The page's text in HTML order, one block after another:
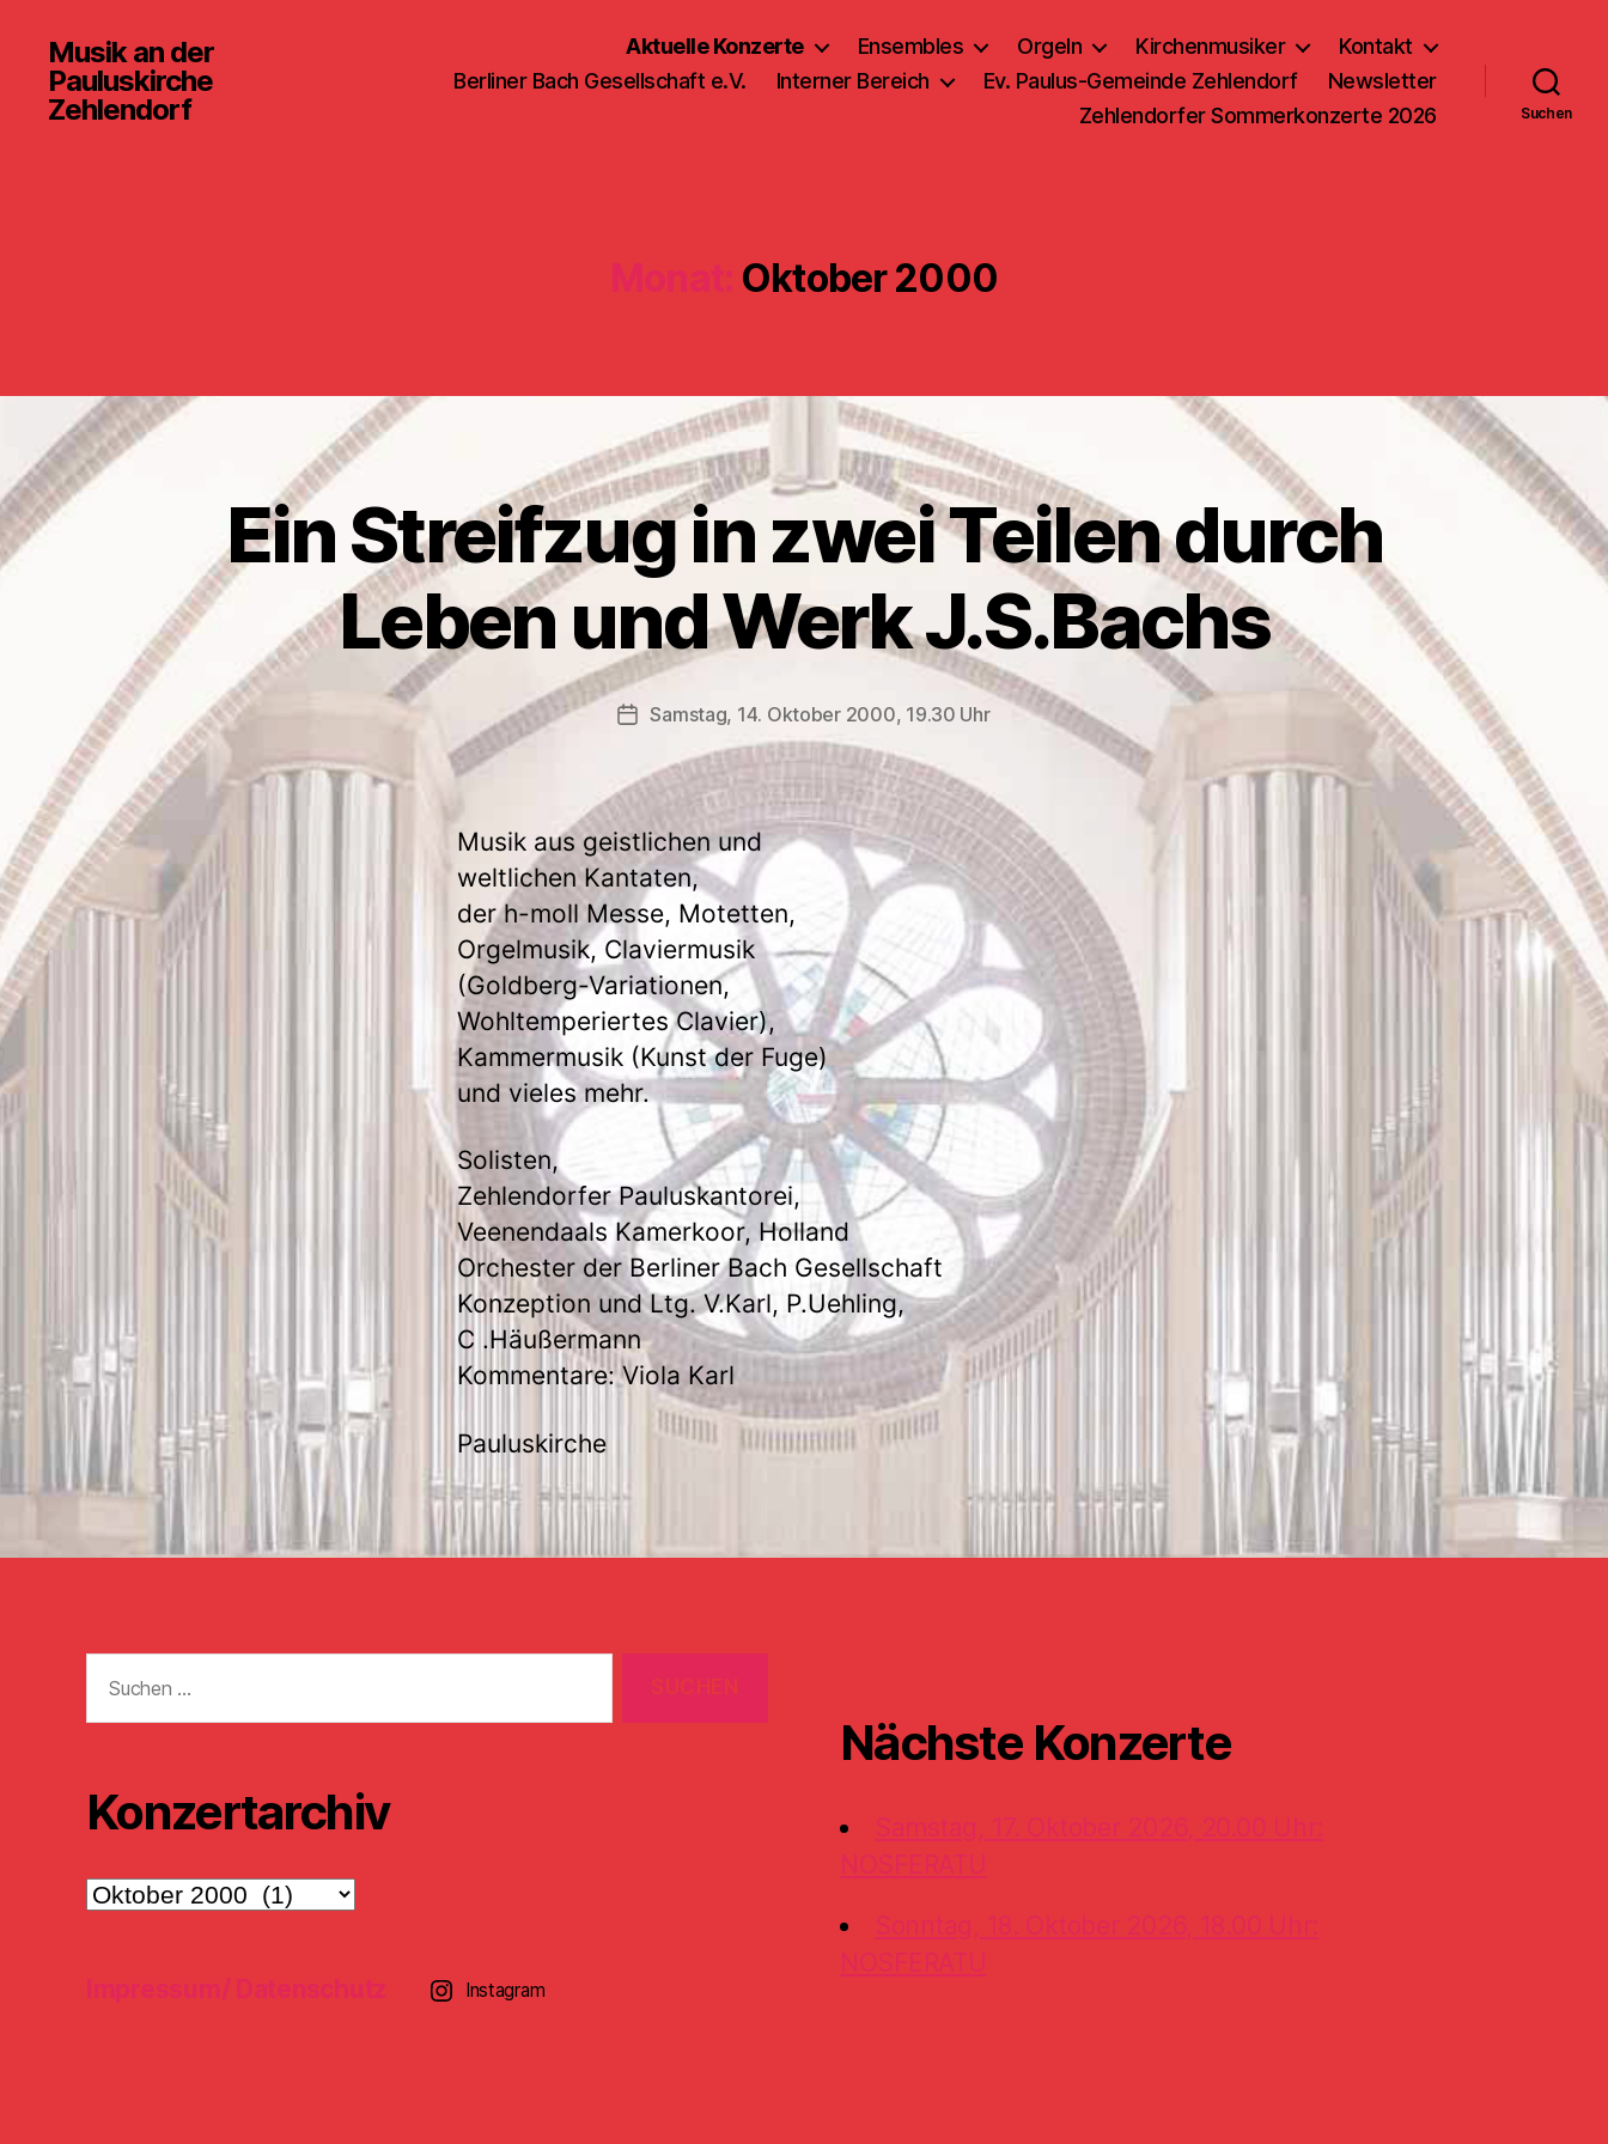
Musik an der
Pauluskirche
Zehlendorf
Aktuelle Konzerte Ensembles Orgeln Kirchenmusiker
Kontakt
Berliner Bach Gesellschaft e.V.
Interner Bereich Ev. Paulus-Gemeinde Zehlendorf
Newsletter
Zehlendorfer Sommerkonzerte 2026
Suchen
Monat: Oktober 2000
Ein Streifzug in zwei Teilen durch
Leben und Werk J.S.Bachs
Veröffentlichungsdatum
Samstag, 14. Oktober 2000, 19.30 Uhr
Musik aus geistlichen und
weltlichen Kantaten,
der h-moll Messe, Motetten,
Orgelmusik, Claviermusik
(Goldberg-Variationen,
Wohltemperiertes Clavier),
Kammermusik (Kunst der Fuge)
und vieles mehr.
Solisten,
Zehlendorfer Pauluskantorei,
Veenendaals Kamerkoor, Holland
Orchester der Berliner Bach Gesellschaft
Konzeption und Ltg. V.Karl, P.Uehling,
C .Häußermann
Kommentare: Viola Karl
Pauluskirche
nach:
Konzertarchiv
Konzertarchiv
Impressum/ Datenschutz Instagram
Nächste Konzerte
Samstag, 17. Oktober 2026, 20.00 Uhr:
NOSFERATU
Sonntag, 18. Oktober 2026, 18.00 Uhr:
NOSFERATU